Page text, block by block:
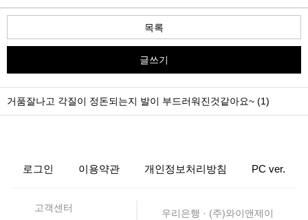
목록
글쓰기
거품잘나고 각질이 정돈되는지 발이 부드러워진것같아요~ (1)
로그인 이용약관 개인정보처리방침 PC ver.
고객센터 우리은행 · (주)와이앤제이